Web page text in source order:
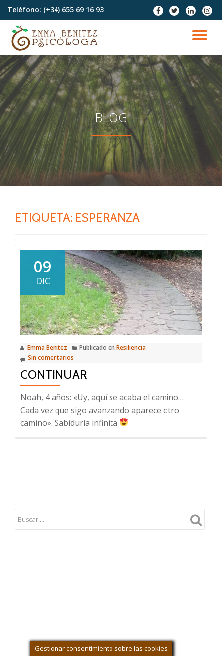
Saltar
contenido
Teléfono: (+34) 655 69 16 93
fa-
facebook
fa-
twitter
fa-
linkedin
fa-
BLOG
ETIQUETA: ESPERANZA
09
DIC
Emma Benitez Publicado en Resiliencia
Sin comentarios
CONTINUAR
Noah, 4 años: «Uy, aquí se acaba el camino…
Cada vez que sigo avanzando aparece otro
camino». Sabiduría infinita
Gestionar consentimiento sobre las cookies